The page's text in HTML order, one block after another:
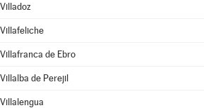
Villadoz
Villafeliche
Villafranca de Ebro
Villalba de Perejil
Villalengua